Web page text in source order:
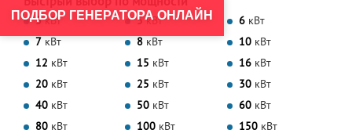
3 кВт 5 кВт 6 кВт
7 кВт 8 кВт 10 кВт
12 кВт 15 кВт 16 кВт
20 кВт 25 кВт 30 кВт
40 кВт 50 кВт 60 кВт
80 кВт 100 кВт 150 кВт
ПОДБОР ГЕНЕРАТОРА ОНЛАЙН